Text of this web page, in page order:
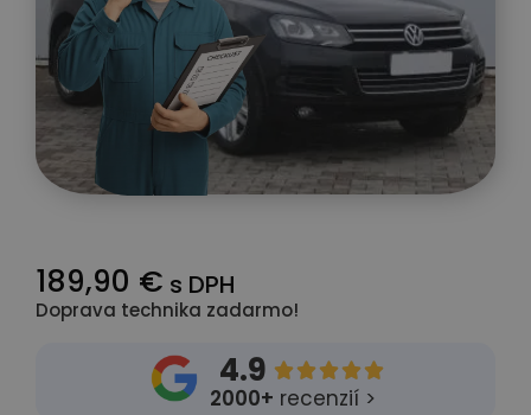
189,90 € s DPH
Doprava technika zadarmo!
4.9 
2000+ recenzií >